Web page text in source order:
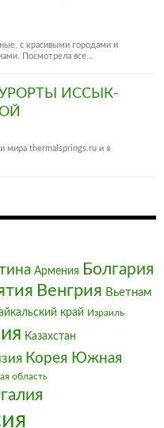
с красивыми городами и
Посмотрела все…
ИССЫК-
мира thermalsprings.ru и я
Армения Болгария‎
Венгрия Вьетнам
край Израиль
Казахстан
Корея Южная
область